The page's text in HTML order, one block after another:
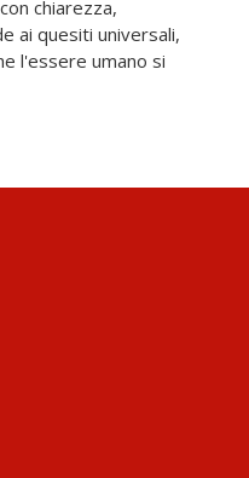
chiarezza,
ai quesiti universali,
l'essere umano si